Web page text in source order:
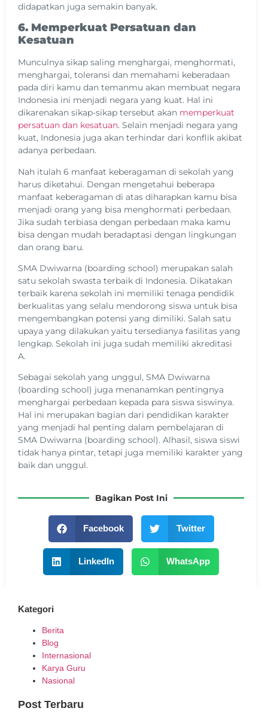
didapatkan juga semakin banyak.
6. Memperkuat Persatuan dan
Kesatuan
Munculnya sikap saling menghargai, menghormati,
menghargai, toleransi dan memahami keberadaan
pada diri kamu dan temanmu akan membuat negara
Indonesia ini menjadi negara yang kuat. Hal ini
dikarenakan sikap-sikap tersebut akan memperkuat
persatuan dan kesatuan. Selain menjadi negara yang
kuat, Indonesia juga akan terhindar dari konflik akibat
adanya perbedaan.
Nah itulah 6 manfaat keberagaman di sekolah yang
harus diketahui. Dengan mengetahui beberapa
manfaat keberagaman di atas diharapkan kamu bisa
menjadi orang yang bisa menghormati perbedaan.
Jika sudah terbiasa dengan perbedaan maka kamu
bisa dengan mudah beradaptasi dengan lingkungan
dan orang baru.
SMA Dwiwarna (boarding school) merupakan salah
satu sekolah swasta terbaik di Indonesia. Dikatakan
terbaik karena sekolah ini memiliki tenaga pendidik
berkualitas yang selalu mendorong siswa untuk bisa
mengembangkan potensi yang dimiliki. Salah satu
upaya yang dilakukan yaitu tersedianya fasilitas yang
lengkap. Sekolah ini juga sudah memiliki akreditasi
A.
Sebagai sekolah yang unggul, SMA Dwiwarna
(boarding school) juga menanamkan pentingnya
menghargai perbedaan kepada para siswa siswinya.
Hal ini merupakan bagian dari pendidikan karakter
yang menjadi hal penting dalam pembelajaran di
SMA Dwiwarna (boarding school). Alhasil, siswa siswi
tidak hanya pintar, tetapi juga memiliki karakter yang
baik dan unggul.
Bagikan Post Ini
Facebook Twitter
LinkedIn WhatsApp
Kategori
Berita
Blog
Internasional
Karya Guru
Nasional
Post Terbaru